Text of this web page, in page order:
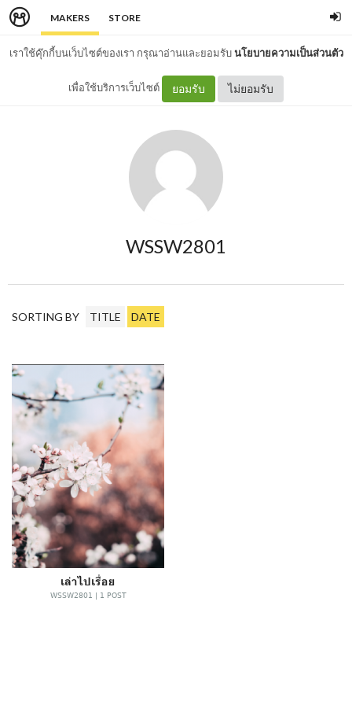
MAKERS STORE
เราใช้คุ๊กกี้บนเว็บไซต์ของเรา กรุณาอ่านและยอมรับนโยบายความเป็นส่วนตัว
เพื่อใช้บริการเว็บไซต์ ยอมรับ ไม่ยอมรับ
WSSW2801
SORTING BY TITLE DATE
เล่าไปเรื่อย
WSSW2801 | 1 POST